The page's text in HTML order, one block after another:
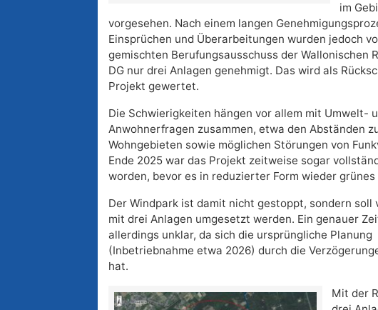
im
vorgesehen. Nach einem langen
Einsprüchen und Überarbeitungen wurden jedoch
gemischten Berufungsausschuss der Wallonischen
DG nur drei Anlagen genehmigt. Das wird als
Projekt gewertet.
Die Schwierigkeiten hängen vor allem mit Umwelt-
Anwohnerfragen zusammen, etwa den Abständen
Wohngebieten sowie möglichen Störungen von
Ende 2025 war das Projekt zeitweise sogar
worden, bevor es in reduzierter Form wieder grünes
Der Windpark ist damit nicht gestoppt, sondern soll
mit drei Anlagen umgesetzt werden. Ein genauer
allerdings unklar, da sich die ursprüngliche Planung
(Inbetriebnahme etwa 2026) durch die
hat.
Mit der